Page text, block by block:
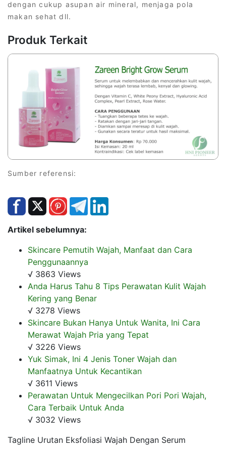
dengan cukup asupan air mineral, menjaga pola
makan sehat dll.
Produk Terkait
Sumber referensi:
Artikel sebelumnya:
Skincare Pemutih Wajah, Manfaat dan Cara
Penggunaannya
√ 3863 Views
Anda Harus Tahu 8 Tips Perawatan Kulit Wajah
Kering yang Benar
√ 3278 Views
Skincare Bukan Hanya Untuk Wanita, Ini Cara
Merawat Wajah Pria yang Tepat
√ 3226 Views
Yuk Simak, Ini 4 Jenis Toner Wajah dan
Manfaatnya Untuk Kecantikan
√ 3611 Views
Perawatan Untuk Mengecilkan Pori Pori Wajah,
Cara Terbaik Untuk Anda
√ 3032 Views
Tagline Urutan Eksfoliasi Wajah Dengan Serum